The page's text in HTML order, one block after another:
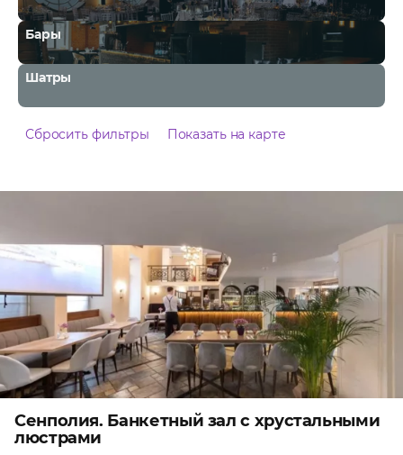
Бары
Шатры
Сбросить фильтры Показать на карте
Сенполия. Банкетный зал с хрустальными
люстрами